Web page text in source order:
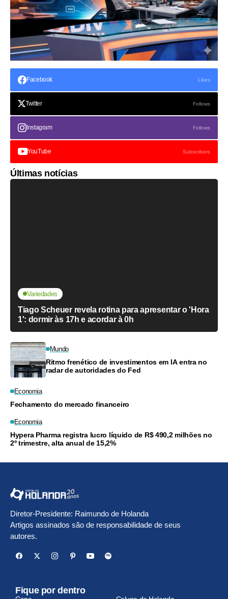
Facebook Likes
Twitter Follows
Instagram Follows
YouTube Subscribers
Últimas notícias
Variedades
Tiago Scheuer revela rotina para apresentar o 'Hora
1': dormir às 17h e acordar à 0h
Mundo
Ritmo frenético de investimentos em IA entra no
radar de autoridades do Fed
Economia
Fechamento do mercado financeiro
Economia
Hypera Pharma registra lucro líquido de R$ 490,2 milhões no
2º trimestre, alta anual de 15,2%
Diretor-Presidente: Raimundo de Holanda
Artigos assinados são de responsabilidade de seus
autores.
Fique por dentro